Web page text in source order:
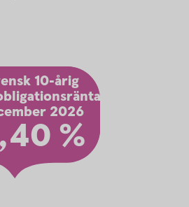
10-årig
2026
%